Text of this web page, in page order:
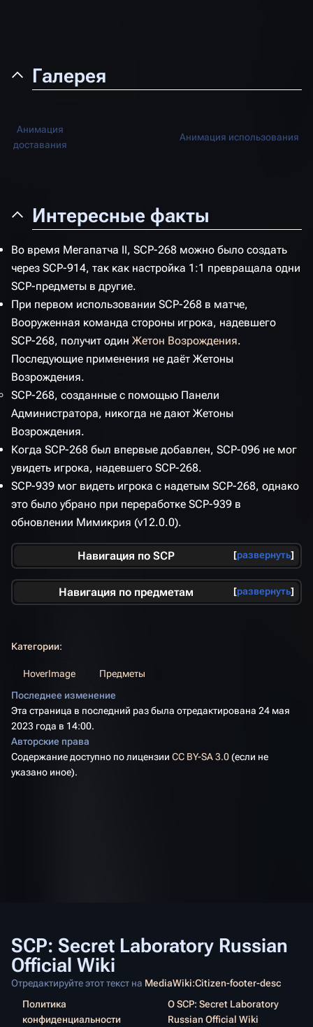
Галерея
Анимация
доставания
Анимация использования
Интересные факты
Во время Мегапатча II, SCP-268 можно было создать
через SCP-914, так как настройка 1:1 превращала одни
SCP-предметы в другие.
При первом использовании SCP-268 в матче,
Вооруженная команда стороны игрока, надевшего
SCP-268, получит один Жетон Возрождения.
Последующие применения не даёт Жетоны
Возрождения.
SCP-268, созданные с помощью Панели
Администратора, никогда не дают Жетоны
Возрождения.
Когда SCP-268 был впервые добавлен, SCP-096 не мог
увидеть игрока, надевшего SCP-268.
SCP-939 мог видеть игрока с надетым SCP-268, однако
это было убрано при переработке SCP-939 в
обновлении Мимикрия (v12.0.0).
развернуть
Навигация по SCP
развернуть
Навигация по предметам
Категории:
HoverImage
Предметы
Последнее изменение
Эта страница в последний раз была отредактирована 24 мая
2023 года в 14:00.
Авторские права
Содержание доступно по лицензии CC BY-SA 3.0(если не
указано иное).
SCP: Secret Laboratory Russian
Official Wiki
Отредактируйте этот текст на MediaWiki:Citizen-footer-desc
Политика
конфиденциальности
О SCP: Secret Laboratory
Russian Official Wiki